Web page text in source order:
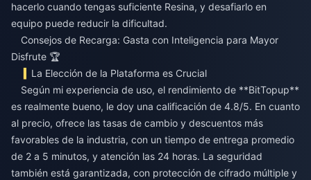
hacerlo cuando tengas suficiente Resina, y desafiarlo en
equipo puede reducir la dificultad.
Consejos de Recarga: Gasta con Inteligencia para Mayor
Disfrute 🏆
La Elección de la Plataforma es Crucial
Según mi experiencia de uso, el rendimiento de **BitTopup**
es realmente bueno, le doy una calificación de 4.8/5. En cuanto
al precio, ofrece las tasas de cambio y descuentos más
favorables de la industria, con un tiempo de entrega promedio
de 2 a 5 minutos, y atención las 24 horas. La seguridad
también está garantizada, con protección de cifrado múltiple y